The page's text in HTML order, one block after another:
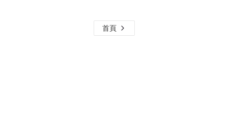
首頁